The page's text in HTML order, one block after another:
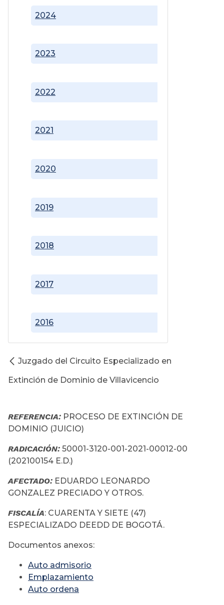
2016
2017
2018
2019
2020
2021
2022
2023
2024
Juzgado del Circuito Especializado en
Extinción de Dominio de Villavicencio
REFERENCIA: PROCESO DE EXTINCIÓN DE
DOMINIO (JUICIO)
RADICACIÓN: 50001-3120-001-2021-00012-00
(202100154 E.D.)
AFECTADO: EDUARDO LEONARDO
GONZALEZ PRECIADO Y OTROS.
FISCALÍA: CUARENTA Y SIETE (47)
ESPECIALIZADO DEEDD DE BOGOTÁ.
Documentos anexos:
Auto admisorio
Emplazamiento
Auto ordena